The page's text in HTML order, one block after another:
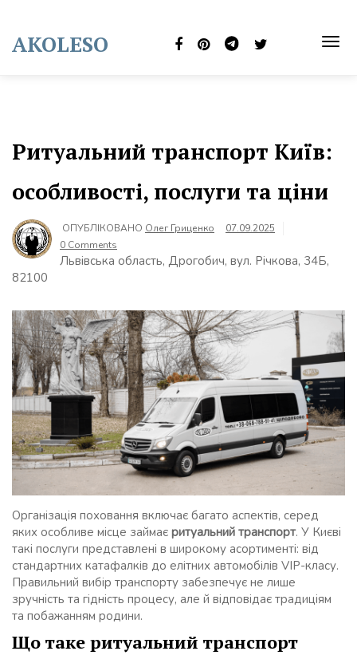
content
AKOLESO
Ритуальний транспорт Київ:
особливості, послуги та ціни
ОПУБЛІКОВАНО Олег Гриценко
07.09.2025
0 Comments
Львівська область, Дрогобич, вул. Річкова, 34Б,
82100
Організація поховання включає багато аспектів, серед
яких особливе місце займає ритуальний транспорт. У Києві
такі послуги представлені в широкому асортименті: від
стандартних катафалків до елітних автомобілів VIP-класу.
Правильний вибір транспорту забезпечує не лише
зручність та гідність процесу, але й відповідає традиціям
та побажанням родини.
Що таке ритуальний транспорт